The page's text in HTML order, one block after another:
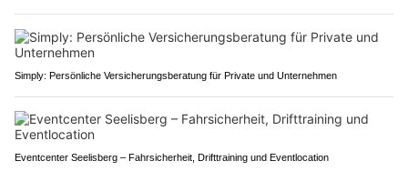
Simply: Persönliche Versicherungsberatung für Private und Unternehmen
Eventcenter Seelisberg – Fahrsicherheit, Drifttraining und Eventlocation